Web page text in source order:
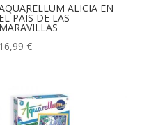
ALICIA EN
EL PAÍS DE LAS
MARAVILLAS
16,99 €